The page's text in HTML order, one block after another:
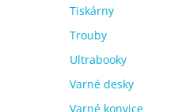
Tiskárny
Trouby
Ultrabooky
Varné desky
Varné konvice